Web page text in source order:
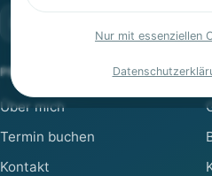
Nur mit essenziellen
PRAXIS
Über mich
Termin buchen
Kontakt